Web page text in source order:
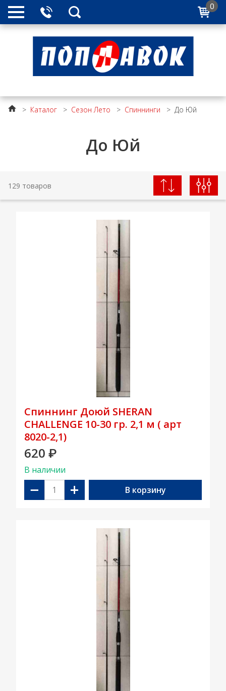
0
> Каталог > Сезон Лето > Спиннинги > До Юй
До Юй
129 товаров
Спиннинг Доюй SHERAN
CHALLENGE 10-30 гр. 2,1 м ( арт
8020-2,1)
620 ₽
В наличии
− + В корзину